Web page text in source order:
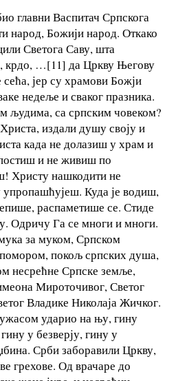
главни Васпитач Српскога
народ, Божији народ. Откако
Светога Саву, шта
крдо, …[11] да Цркву Његову
јер су храмови Божји
недеље и сваког празника.
људима, са српским човеком?
издали душу своју и
када не долазиш у храм и
и не живиш по
Христу нашкодити не
Куда је водиш,
распаметише се. Стиде
Одричу Га се многи и многи.
за муком, Српском
покољ српских душа,
несрећне Српске земље,
Мироточивог, Светог
Владике Николаја Жичког.
ударио на њу, гину
у безверју, гину у
Срби заборавили Цркву,
грехове. Од врачаре до